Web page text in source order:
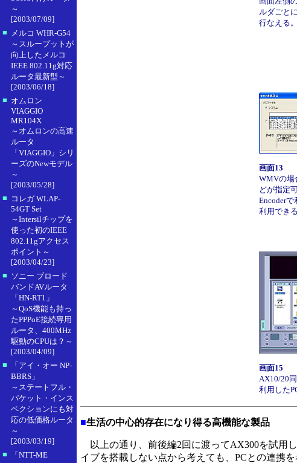
～
[2003/07/09]
■ メルコ WHR-G54
～スループットが
向上したメルコ
IEEE 802.11g対応
ルータ最新型～
[2003/06/18]
■ オムロン
VIAGGIO
MR104X
～オムロンの高速
ルータ
「VIAGGIO」シリ
ーズのNewモデル
～
[2003/05/28]
■ コレガ WLAP-
54GT Set
～Intersilチップを
使った初のIEEE
802.11gアクセス
ポイント～
[2003/04/23]
■ ソニー ブロード
バンドAVルータ
「HN-RT1」
～QoS機能も持っ
たPPPoE接続専用
ルータ、400MHz
駆動のCPUは？～
[2003/04/09]
■
「アイ・オー NP-
BBRS」
～ステートフル・
パケット・インス
ペクションにも対
応の低価格ルータ
～
[2003/03/19]
■
「NTT-ME
ルダごと
行なえる
画面13
WMVの場
どが指定
Encoder
利用できる
画面15
AX10/20
利用した
■生活の中心的存在になり得る高機能な製品
以上の通り、前後編2回に渡ってAX300を試用
イブを搭載しない点から考えても、PCとの連携